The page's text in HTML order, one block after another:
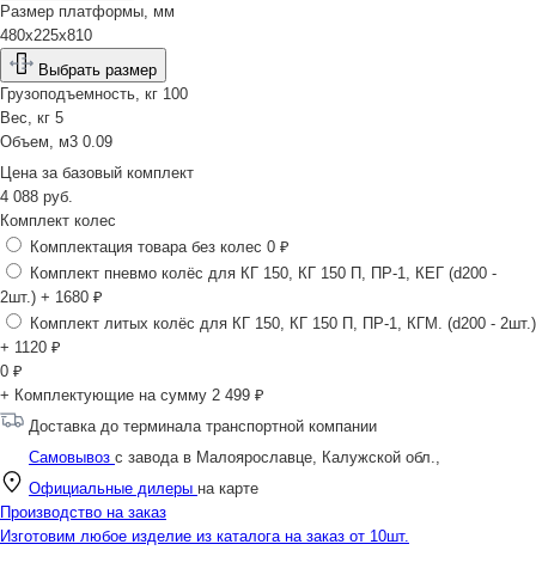
Размер платформы, мм
480x225x810
Выбрать размер
Грузоподъемность, кг 100
Вес, кг 5
Объем, м3 0.09
Цена за базовый комплект
4 088 руб.
Комплект колес
Комплектация товара без колес 0 ₽
Комплект пневмо колёс для КГ 150, КГ 150 П, ПР-1, КЕГ (d200 -
2шт.) + 1680 ₽
Комплект литых колёс для КГ 150, КГ 150 П, ПР-1, КГМ. (d200 - 2шт.)
+ 1120 ₽
0 ₽
+ Комплектующие на сумму 2 499 ₽
Доставка до терминала транспортной компании
Самовывоз с завода в Малоярославце, Калужской обл.,
Официальные дилеры на карте
Производство на заказ
Изготовим любое изделие из каталога на заказ от 10шт.